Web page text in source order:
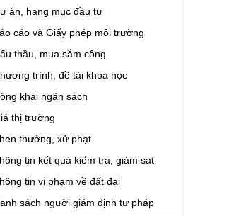
án, hạng mục đầu tư
cáo và Giấy phép môi trường
thầu, mua sắm công
trình, đề tài khoa học
khai ngân sách
thị trường
thưởng, xử phạt
tin kết quả kiểm tra, giám sát
tin vi phạm về đất đai
sách người giám định tư pháp